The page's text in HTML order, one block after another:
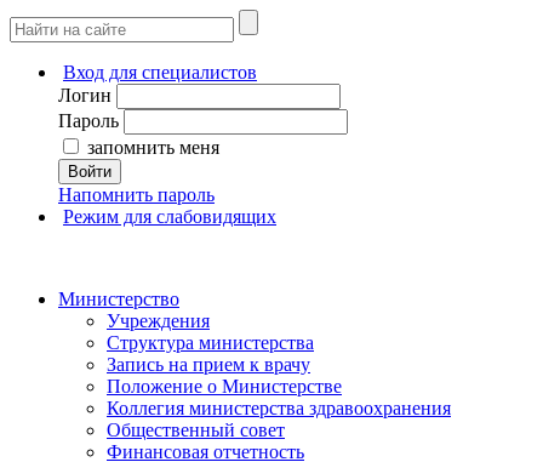
Вход для специалистов
Логин
Пароль
запомнить меня
Войти
Напомнить пароль
Режим для слабовидящих
Министерство
Учреждения
Структура министерства
Запись на прием к врачу
Положение о Министерстве
Коллегия министерства здравоохранения
Общественный совет
Финансовая отчетность